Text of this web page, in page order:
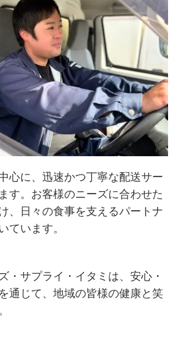
心に、迅速かつ丁寧な配送サー
す。お客様のニーズに合わせた
、日々の食事を支えるパートナ
ています。
・サプライ・イタミは、安心・
通じて、地域の皆様の健康と笑